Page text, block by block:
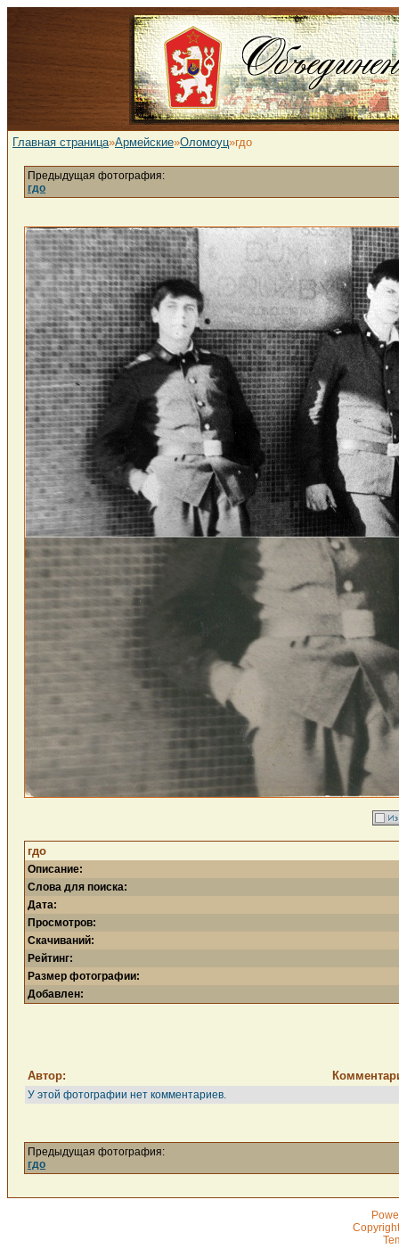
Главная страница»Армейские»Оломоуц»гдо
Предыдущая фотография:
гдо
гдо
Описание:
Слова для поиска:
Дата:
Просмотров:
Скачиваний:
Рейтинг:
Размер фотографии:
Добавлен:
Автор:
У этой фотографии нет комментариев.
Предыдущая фотография:
гдо